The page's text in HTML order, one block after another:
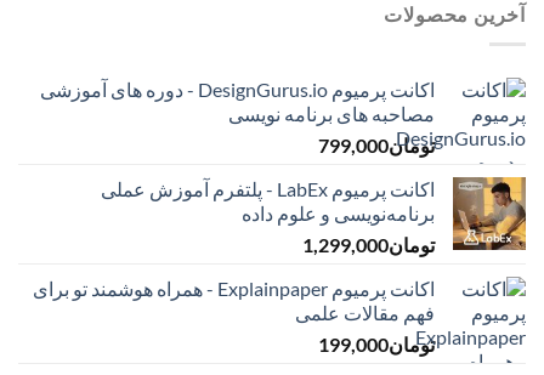
آخرین محصولات
اکانت پرمیوم DesignGurus.io - دوره ‌های آموزشی
مصاحبه ‌های برنامه نویسی
تومان799,000
اکانت پرمیوم LabEx - پلتفرم آموزش عملی
برنامه‌نویسی و علوم داده
تومان1,299,000
اکانت پرمیوم Explainpaper - همراه هوشمند تو برای
فهم مقالات علمی
تومان199,000